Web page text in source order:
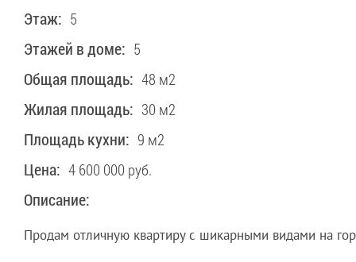
Этаж: 5
Этажей в доме: 5
Общая площадь: 48 м2
Жилая площадь: 30 м2
Площадь кухни: 9 м2
Цена: 4 600 000 руб.
Описание:
Продам отличную квартиру с шикарными видами на